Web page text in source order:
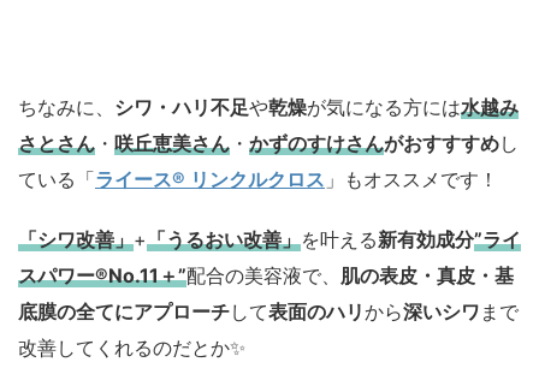
ちなみに、 シワ・ハリ不足や乾燥が気になる方には水越み
さとさん ・ 咲丘恵美さん ・ かずのすけさんがおすすすめし
ている「ライース® リンクルクロス 」もオススメです！
「シワ改善」+「うるおい改善」を叶える新有効成分”ライ
スパワー®No.11＋”配合の美容液で、 肌の表皮・真皮・基
底膜の全てにアプローチして表面のハリから深いシワ まで
改善してくれるのだとか✨